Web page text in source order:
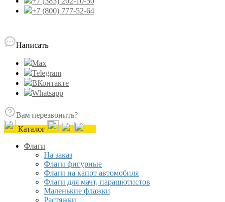
+7 (800) 777-52-64
Написать
Max
Telegram
ВКонтакте
Whatsapp
Вам перезвонить?
Каталог
Флаги
На заказ
Флаги фигурные
Флаги на капот автомобиля
Флаги для мачт, парашютистов
Маленькие флажки
Растяжки